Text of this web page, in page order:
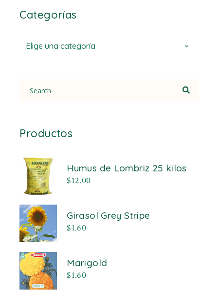
Categorías
Elige una categoría
for:
Productos
Humus de Lombriz 25 kilos
$12.00
Girasol Grey Stripe
$1.60
Marigold
$1.60